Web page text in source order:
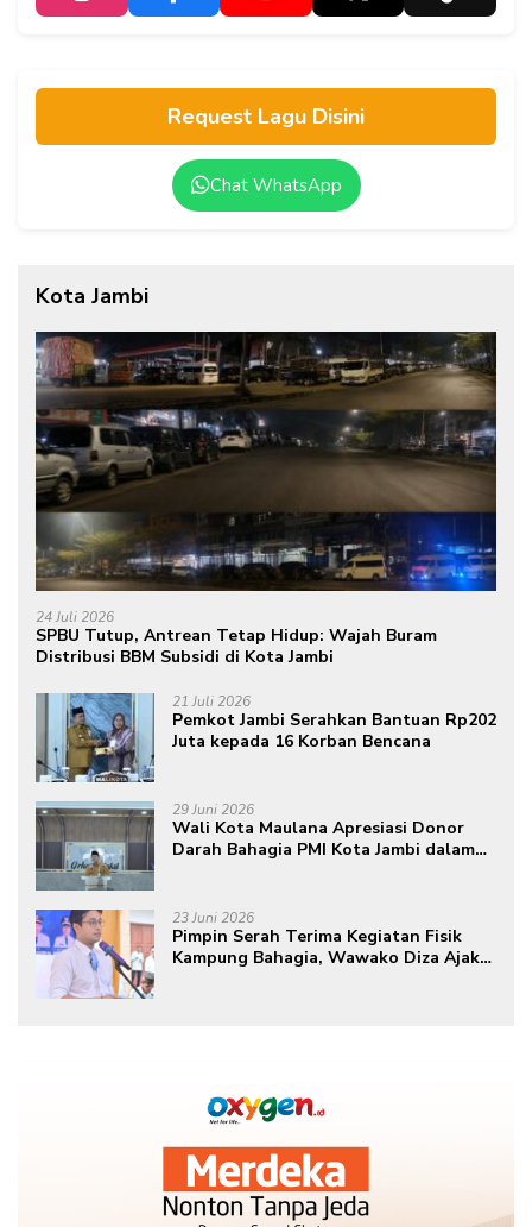
Request Lagu Disini
Chat WhatsApp
Kota Jambi
24 Juli 2026
SPBU Tutup, Antrean Tetap Hidup: Wajah Buram
Distribusi BBM Subsidi di Kota Jambi
21 Juli 2026
Pemkot Jambi Serahkan Bantuan Rp202
Juta kepada 16 Korban Bencana
29 Juni 2026
Wali Kota Maulana Apresiasi Donor
Darah Bahagia PMI Kota Jambi dalam
23 Juni 2026
Pimpin Serah Terima Kegiatan Fisik
Kampung Bahagia, Wawako Diza Ajak